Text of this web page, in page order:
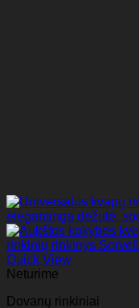
Quick View
Neturime
Dovanų rinkiniai